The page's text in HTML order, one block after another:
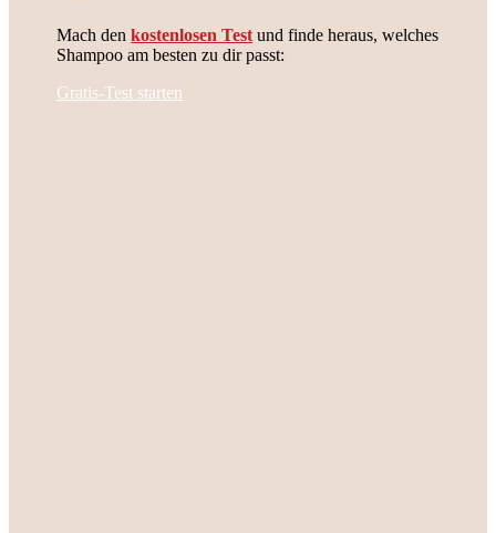
Mach denkostenlosen Test und finde heraus, welches
Shampoo am besten zu dir passt:
Gratis-Test starten